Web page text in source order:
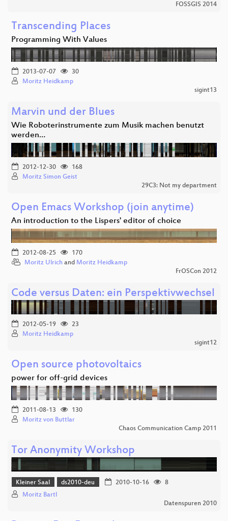
FOSSGIS 2014
Transcending Places
Programming With Values
2013-07-07
30
Moritz Heidkamp
sigint13
Marvin und der Blues
Wie Roboterinstrumente zum Musik machen benutzt
werden…
2012-12-30
168
Moritz Simon Geist
29C3: Not my department
Open Emacs Workshop (join anytime)
An introduction to the Lispers' editor of choice
2012-08-25
170
Moritz Ulrich and Moritz Heidkamp
FrOSCon 2012
Code versus Daten: ein Perspektivwechsel
2012-05-19
23
Moritz Heidkamp
sigint12
Open source photovoltaics
power for off-grid devices
2011-08-13
130
Moritz von Buttlar
Chaos Communication Camp 2011
Tor Anonymity Workshop
Kleiner Saal ds2010-deu 2010-10-16
8
Moritz Bartl
Datenspuren 2010